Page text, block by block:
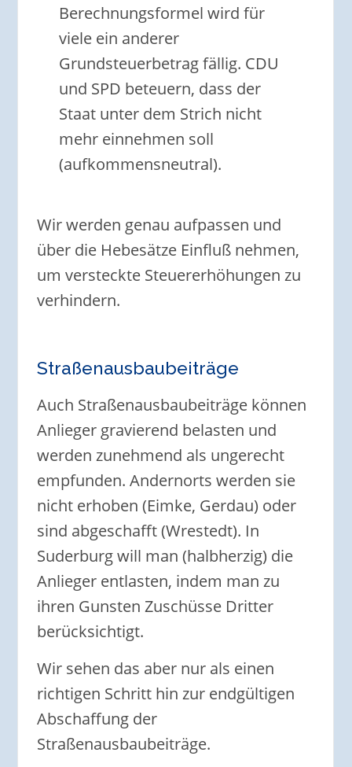
Berechnungsformel wird für
viele ein anderer
Grundsteuerbetrag fällig. CDU
und SPD beteuern, dass der
Staat unter dem Strich nicht
mehr einnehmen soll
(aufkommensneutral).
Wir werden genau aufpassen und
über die Hebesätze Einfluß nehmen,
um versteckte Steuererhöhungen zu
verhindern.
Straßenausbaubeiträge
Auch Straßenausbaubeiträge können
Anlieger gravierend belasten und
werden zunehmend als ungerecht
empfunden. Andernorts werden sie
nicht erhoben (Eimke, Gerdau) oder
sind abgeschafft (Wrestedt). In
Suderburg will man (halbherzig) die
Anlieger entlasten, indem man zu
ihren Gunsten Zuschüsse Dritter
berücksichtigt.
Wir sehen das aber nur als einen
richtigen Schritt hin zur endgültigen
Abschaffung der
Straßenausbaubeiträge.